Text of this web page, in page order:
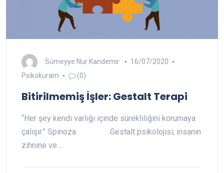
Sümeyye Nur Kandemir
16/07/2020
Psikokuram
(0)
Bitirilmemiş İşler: Gestalt Terapi
“Her şey kendi varlığı içinde sürekliliğini korumaya
çalışır.” Spinoza Gestalt psikolojisi; insanın
zihnine ve…